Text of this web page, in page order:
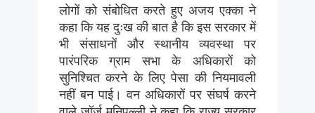
लोगों को संबोधित करते हुए अजय एक्का ने
कहा कि यह दुःख की बात है कि इस सरकार में
भी संसाधनों और स्थानीय व्यवस्था पर
पारंपरिक ग्राम सभा के अधिकारों को
सुनिश्चित करने के लिए पेसा की नियमावली
नहीं बन पाई। वन अधिकारों पर संघर्ष करने